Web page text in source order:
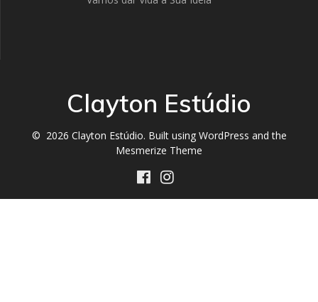
Clayton Estúdio
© 2026 Clayton Estúdio. Built using WordPress and the
Mesmerize Theme